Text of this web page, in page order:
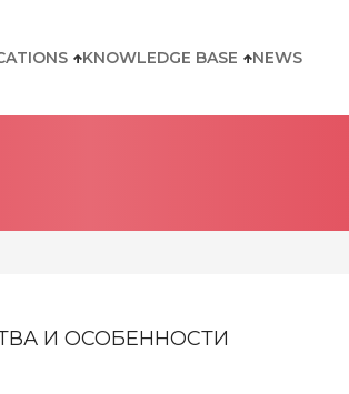
KNOWLEDGE BASE NEWS
И ОСОБЕННОСТИ